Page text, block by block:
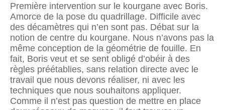
Première intervention sur le kourgane avec Boris.
Amorce de la pose du quadrillage. Difficile avec
des décamètres qui n’en sont pas. Débat sur la
notion de centre du kourgane. Nous n’avons pas la
même conception de la géométrie de fouille. En
fait, Boris veut et se sent obligé d’obéir à des
règles préétablies, sans relation directe avec le
travail que nous devons réaliser, ni avec les
techniques que nous souhaitons appliquer.
Comme il n’est pas question de mettre en place